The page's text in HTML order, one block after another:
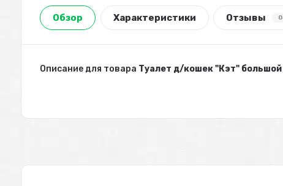
Обзор Характеристики Отзывы 0
Описание для товара Туалет д/кошек "Кэт" большой